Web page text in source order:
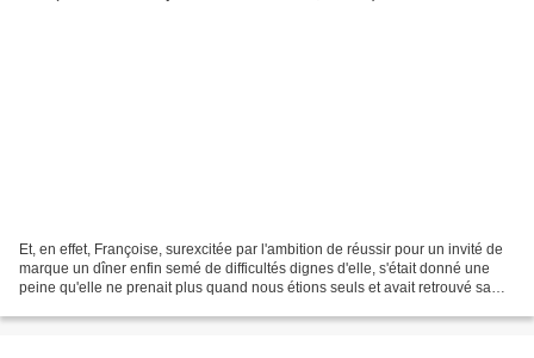
Et, en effet, Françoise, surexcitée par l'ambition de réussir pour un invité de
marque un dîner enfin semé de difficultés dignes d'elle, s'était donné une
peine qu'elle ne prenait plus quand nous étions seuls et avait retrouvé sa